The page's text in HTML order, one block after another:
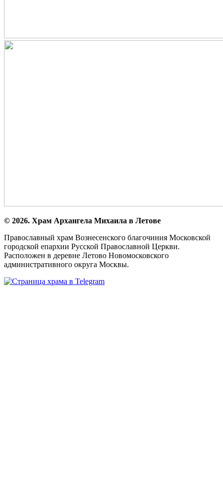
© 2026. Храм Архангела Михаила в Летове
Православный храм Вознесенского благочиния Московской
городской епархии Русской Православной Церкви.
Расположен в деревне Летово Новомосковского
административного округа Москвы.